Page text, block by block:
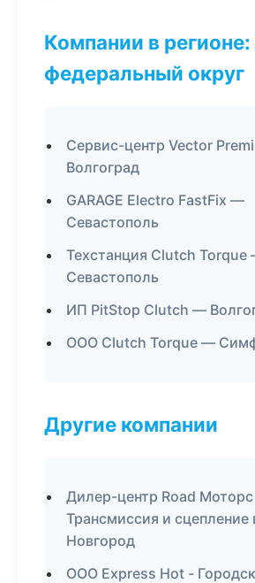
Компании в
федеральный округ
Сервис-центр Vector
Волгоград
GARAGE Electro FastFix —
Севастополь
Техстанция Clutch Torque
Севастополь
ИП PitStop Clutch —
ООО Clutch Torque —
Другие компании
Дилер-центр Road
Трансмиссия и сцепление
Новгород
ООО Express Hot -